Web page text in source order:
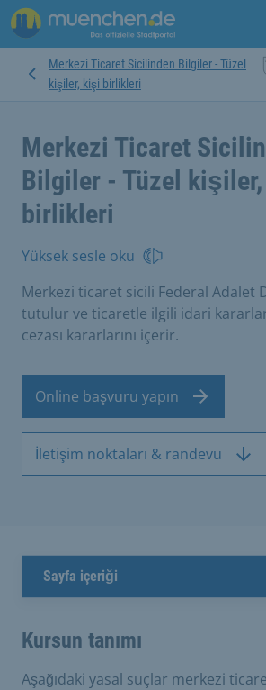
Merkezi Ticaret Sicilinden Bilgiler - Tüzel
kişiler, kişi birlikleri
Merkezi Ticaret
Bilgiler - Tüzel
birlikleri
Yüksek sesle oku
Merkezi ticaret sicili Federal Adalet
tutulur ve ticaretle ilgili idari
cezası kararlarını içerir.
Online başvuru yapın
İletişim noktaları & randevu
Sayfa içeriği
Kursun tanımı
Aşağıdaki yasal suçlar merkezi